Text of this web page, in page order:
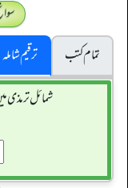
تمام کتب
ترقیم شاملہ
شمائل ترمذی